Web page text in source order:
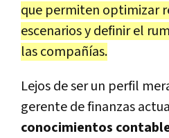
que permiten optimizar
escenarios y definir el
las compañías.
Lejos de ser un perfil
gerente de finanzas
conocimientos